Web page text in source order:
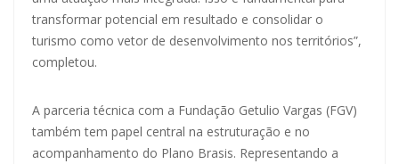
transformar potencial em resultado e consolidar o
turismo como vetor de desenvolvimento nos territórios”,
completou.
A parceria técnica com a Fundação Getulio Vargas (FGV)
também tem papel central na estruturação e no
acompanhamento do Plano Brasis. Representando a